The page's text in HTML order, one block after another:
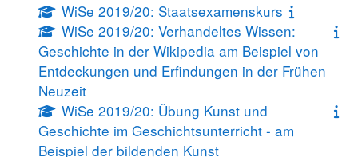
WiSe 2019/20: Staatsexamenskurs
WiSe 2019/20: Verhandeltes Wissen:
Geschichte in der Wikipedia am Beispiel von
Entdeckungen und Erfindungen in der Frühen
Neuzeit
WiSe 2019/20: Übung Kunst und
Geschichte im Geschichtsunterricht - am
Beispiel der bildenden Kunst